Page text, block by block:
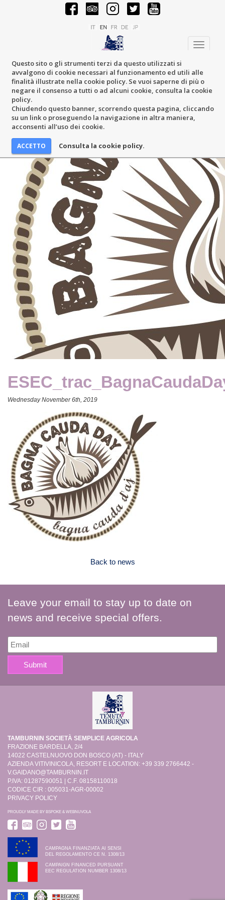
Questo sito o gli strumenti terzi da questo utilizzati si
avvalgono di cookie necessari al funzionamento ed utili alle
finalità illustrate nella cookie policy. Se vuoi saperne di più o
negare il consenso a tutti o ad alcuni cookie, consulta la cookie
policy.
Chiudendo questo banner, scorrendo questa pagina, cliccando
su un link o proseguendo la navigazione in altra maniera,
acconsenti all’uso dei cookie.
Consulta la cookie policy.
Toggle
Wednesday November 6th, 2019
Back to news
Leave your email to stay up to date on
news and receive special offers.
TAMBURNIN SOCIETÀ SEMPLICE AGRICOLA
FRAZIONE BARDELLA, 2/4
14022 CASTELNUOVO DON BOSCO (AT) - ITALY
AZIENDA VITIVINICOLA, RESORT E LOCATION: +39 339 2766442 -
V.GAIDANO@TAMBURNIN.IT
P.IVA: 01287590051 | C.F. 08158110018
CODICE CIR : 005031-AGR-00002
PRIVACY POLICY
PROUDLY MADE BY BSPOKE & WEBNUVOLA
CAMPAGNA FINANZIATA AI SENSI
DEL REGOLAMENTO CE N. 1308/13
CAMPAIGN FINANCED PURSUANT
EEC REGULATION NUMBER 1308/13